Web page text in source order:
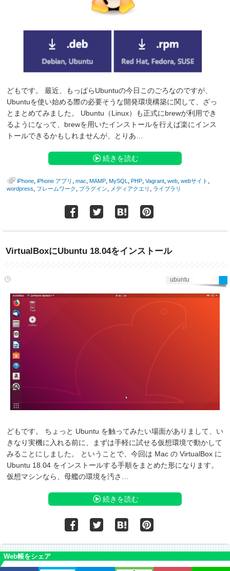
どもです。 最近、もっぱらUbuntuの今日このごろなのですが、
Ubuntuを使い始める際の必要そうな開発環境構築に関して、ざっ
とまとめてみました。 Ubuntu（Linux）も正式にbrewが利用でき
るようになって、brewを用いたインストールを行えば楽にインス
トールできるかもしれませんが、とりあ…
続きを読む
iPhone iPhone アプリ mac MAMP MySQL PHP Vagrant web webサイト
wordpress フレームワーク プラグイン メディアクエリ ライブラリ
VirtualBoxにUbuntu 18.04をインストール
ubuntu
どもです。 ちょっと Ubuntu を触ってみたい場面がありまして、い
きなり実機に入れる前に、まずは手軽に試せる仮想環境で動かして
みることにしました。 ということで、今回は Mac の VirtualBox に
Ubuntu 18.04 をインストールする手順をまとめた形になります。
仮想マシンなら、母艦の環境を汚さ…
続きを読む
Web帳をシェア